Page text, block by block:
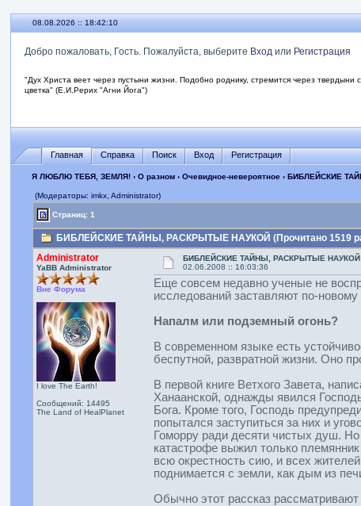
08.08.2026 :: 18:42:10
Добро пожаловать, Гость. Пожалуйста, выберите Вход или Регистрация
"Дух Христа веет через пустыни жизни. Подобно роднику, стремится через
цветка" (Е.И.Рерих "Агни Йога")
Главная Справка Поиск Вход Регистрация
Я ЛЮБЛЮ ТЕБЯ, ЗЕМЛЯ! ›О разном ›Очевидное-невероятное › БИБЛЕЙСКИЕ
(Модераторы: imkx, Administrator)
Страниц: 1
БИБЛЕЙСКИЕ ТАЙНЫ, РАСКРЫТЫЕ НАУКОЙ (Прочитано 1519
Administrator
YaBB Administrator
Вне Форума
I love The Earth!
Сообщений: 14495
The Land of HealPlanet
БИБЛЕЙСКИЕ ТАЙНЫ, РАСКРЫТЫЕ НАУКОЙ
02.06.2008 :: 16:03:36
Еще совсем недавно ученые не
исследований заставляют по-
Напалм или подземный огонь?
В современном языке есть
беспутной, развратной жизни. Оно
В первой книге Ветхого Завета,
Ханаанской, однажды явился
Бога. Кроме того, Господь
попытался заступиться за них и
Гоморру ради десяти чистых душ. Но
катастрофе выжил только
всю окрестность сию, и всех
поднимается с земли, как дым из
Обычно этот рассказ рассматривают